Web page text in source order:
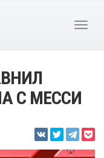
С МЕССИ